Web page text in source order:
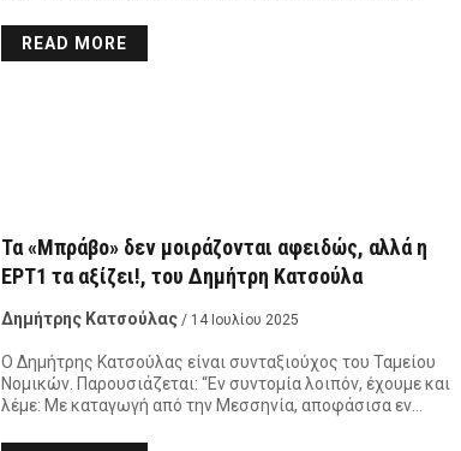
READ MORE
Τα «Μπράβο» δεν μοιράζονται αφειδώς, αλλά η
ΕΡΤ1 τα αξίζει!, του Δημήτρη Κατσούλα
Δημήτρης Κατσούλας / 14 Ιουλίου 2025
Ο Δημήτρης Κατσούλας είναι συνταξιούχος του Ταμείου
Νομικών. Παρουσιάζεται: “Εν συντομία λοιπόν, έχουμε και
λέμε: Με καταγωγή από την Μεσσηνία, αποφάσισα εν…